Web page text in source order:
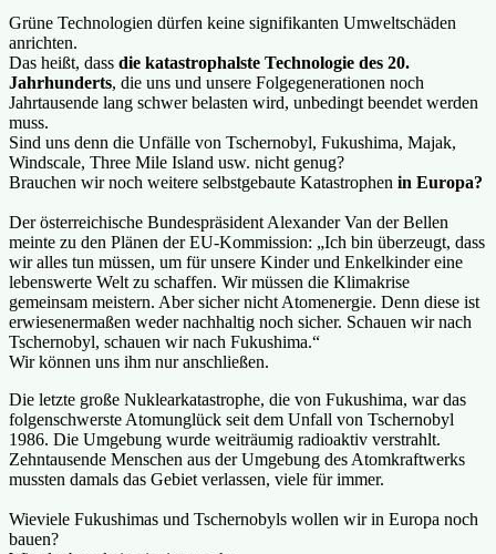
Grüne Technologien dürfen keine signifikanten Umweltschäden
anrichten.
Das heißt, dass die katastrophalste Technologie des 20.
Jahrhunderts, die uns und unsere Folgegenerationen noch
Jahrtausende lang schwer belasten wird, unbedingt beendet werden
muss.
Sind uns denn die Unfälle von Tschernobyl, Fukushima, Majak,
Windscale, Three Mile Island usw. nicht genug?
Brauchen wir noch weitere selbstgebaute Katastrophen in Europa?
Der österreichische Bundespräsident Alexander Van der Bellen
meinte zu den Plänen der EU-Kommission: „Ich bin überzeugt, dass
wir alles tun müssen, um für unsere Kinder und Enkelkinder eine
lebenswerte Welt zu schaffen. Wir müssen die Klimakrise
gemeinsam meistern. Aber sicher nicht Atomenergie. Denn diese ist
erwiesenermaßen weder nachhaltig noch sicher. Schauen wir nach
Tschernobyl, schauen wir nach Fukushima.“
Wir können uns ihm nur anschließen.
Die letzte große Nuklearkatastrophe, die von Fukushima, war das
folgenschwerste Atomunglück seit dem Unfall von Tschernobyl
1986. Die Umgebung wurde weiträumig radioaktiv verstrahlt.
Zehntausende Menschen aus der Umgebung des Atomkraftwerks
mussten damals das Gebiet verlassen, viele für immer.
Wieviele Fukushimas und Tschernobyls wollen wir in Europa noch
bauen?